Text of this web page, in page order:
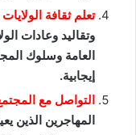
تعلم ثقافة
وتقاليد وعادات
العامة وسلوك
إيجابية.
التواصل مع
المهاجرين